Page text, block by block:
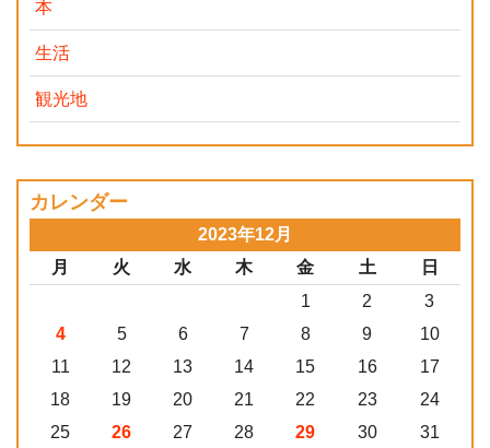
本
生活
観光地
カレンダー
2023年12月
月
火 水 木 金 土 日
1 2
3
4
5 6 7 8 9
10
11
12 13 14 15 16
17
18
19 20 21 22 23
24
25
26 27 28 29 30 31